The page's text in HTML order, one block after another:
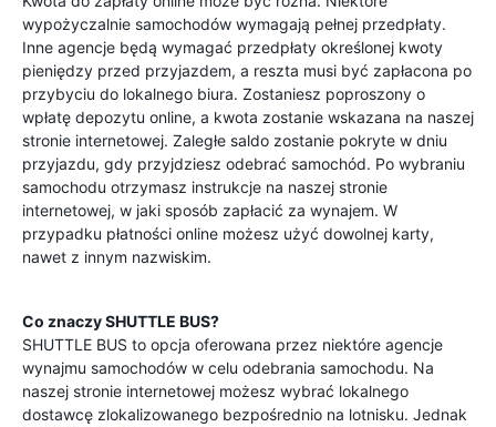
wypożyczalnie samochodów wymagają pełnej przedpłaty.
Inne agencje będą wymagać przedpłaty określonej kwoty
pieniędzy przed przyjazdem, a reszta musi być zapłacona po
przybyciu do lokalnego biura. Zostaniesz poproszony o
wpłatę depozytu online, a kwota zostanie wskazana na naszej
stronie internetowej. Zaległe saldo zostanie pokryte w dniu
przyjazdu, gdy przyjdziesz odebrać samochód. Po wybraniu
samochodu otrzymasz instrukcje na naszej stronie
internetowej, w jaki sposób zapłacić za wynajem. W
przypadku płatności online możesz użyć dowolnej karty,
nawet z innym nazwiskim.
Co znaczy SHUTTLE BUS?
SHUTTLE BUS to opcja oferowana przez niektóre agencje
wynajmu samochodów w celu odebrania samochodu. Na
naszej stronie internetowej możesz wybrać lokalnego
dostawcę zlokalizowanego bezpośrednio na lotnisku. Jednak